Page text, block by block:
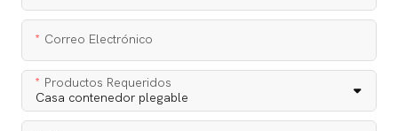
Correo Electrónico
Productos Requeridos